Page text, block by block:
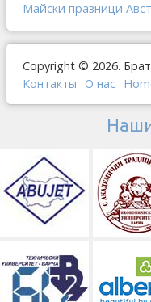
Майски празници
Copyright © 2026.
Контакты
О наc